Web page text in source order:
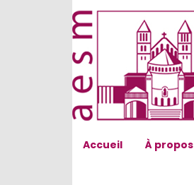
Accueil À propos